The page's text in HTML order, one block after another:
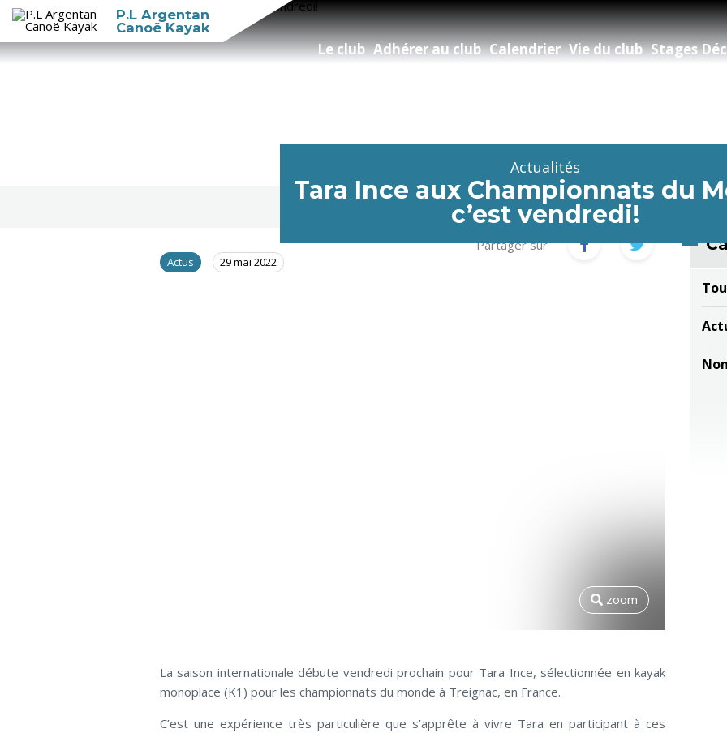
P.L Argentan
Canoë Kayak
Le club Adhérer au club Calendrier Vie du club Stages
Actualités
Tara Ince aux Championnats du
c’est vendredi!
Actus 29 mai 2022
zoom
La saison internationale débute vendredi prochain pour Tara Ince, sélectionnée en kayak
monoplace (K1) pour les championnats du monde à Treignac, en France.
C’est une expérience très particulière que s’apprête à vivre Tara en participant à ces
Partager sur